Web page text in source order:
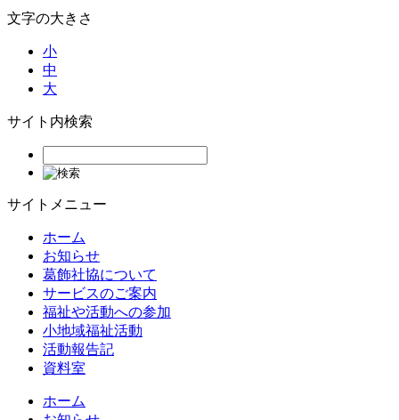
文字の大きさ
小
中
大
サイト内検索
サイトメニュー
ホーム
お知らせ
葛飾社協について
サービスのご案内
福祉や活動への参加
小地域福祉活動
活動報告記
資料室
ホーム